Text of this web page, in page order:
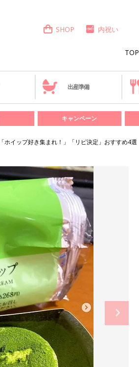
TOP
SHOP 内祝い
出産準備
キャンペーン
イップ好き集まれ！」「リピ決定」おすすめ4選